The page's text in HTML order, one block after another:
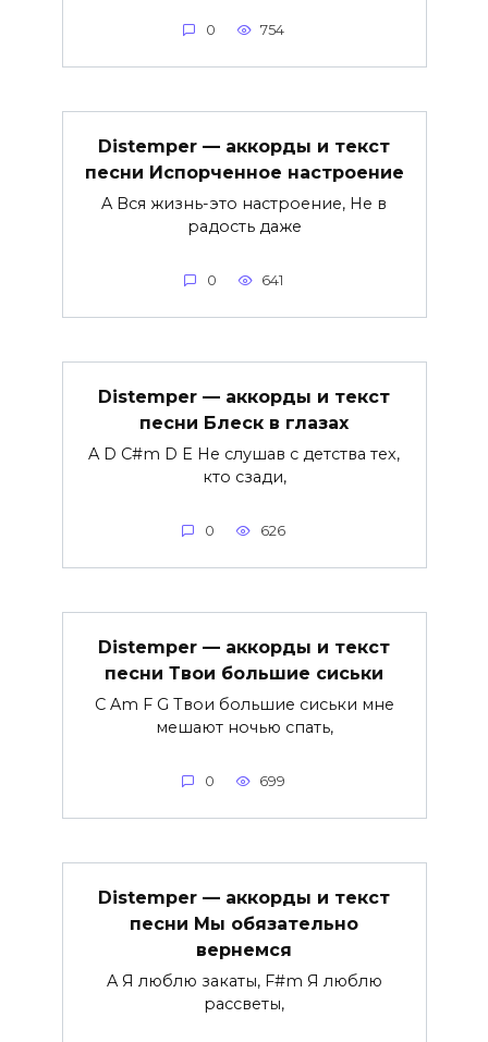
0 754
Distemper — аккорды и текст
песни Испорченное настроение
A Вся жизнь-это настроение, Не в
радость даже
0 641
Distemper — аккорды и текст
песни Блеск в глазах
A D C#m D E Не слушав с детства тех,
кто сзади,
0 626
Distemper — аккорды и текст
песни Твои большие сиськи
C Am F G Твои большие сиськи мне
мешают ночью спать,
0 699
Distemper — аккорды и текст
песни Мы обязательно
вернемся
A Я люблю закаты, F#m Я люблю
рассветы,